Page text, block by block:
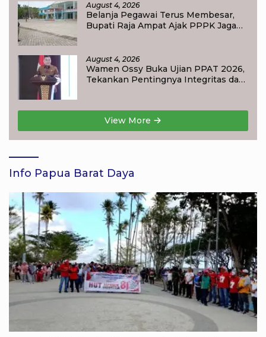
August 4, 2026
Belanja Pegawai Terus Membesar,
Bupati Raja Ampat Ajak PPPK Jaga
August 4, 2026
Wamen Ossy Buka Ujian PPAT 2026,
Tekankan Pentingnya Integritas dan
View More
Info Papua Barat Daya